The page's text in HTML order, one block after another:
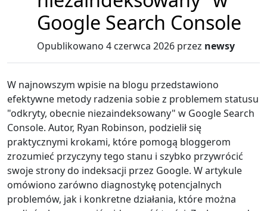
Google Search Console
Opublikowano 4 czerwca 2026 przez newsy
W najnowszym wpisie na blogu przedstawiono
efektywne metody radzenia sobie z problemem statusu
"odkryty, obecnie niezaindeksowany" w Google Search
Console. Autor, Ryan Robinson, podzielił się
praktycznymi krokami, które pomogą bloggerom
zrozumieć przyczyny tego stanu i szybko przywrócić
swoje strony do indeksacji przez Google. W artykule
omówiono zarówno diagnostykę potencjalnych
problemów, jak i konkretne działania, które można